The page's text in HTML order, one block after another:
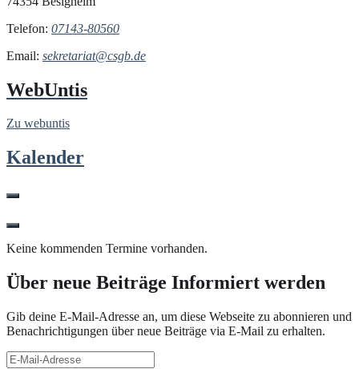
Telefon: 07143-80560
Email: sekretariat@csgb.de
WebUntis
Zu webuntis
Kalender
Keine kommenden Termine vorhanden.
Über neue Beiträge Informiert werden
Gib deine E-Mail-Adresse an, um diese Webseite zu abonnieren und
Benachrichtigungen über neue Beiträge via E-Mail zu erhalten.
E-